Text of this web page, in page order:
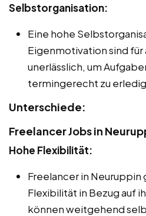
Selbstorganisation:
Eine hohe
Eigenmotivation sind für
unerlässlich, um
termingerecht zu
Unterschiede:
Freelancer Jobs in
Hohe Flexibilität:
Freelancer in
Flexibilität in Bezug auf
können weitgehend